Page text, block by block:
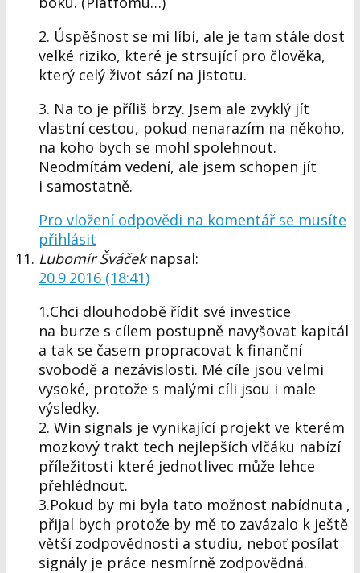
2. Úspěšnost se mi líbí, ale je tam stále dost
velké riziko, které je strsující pro člověka,
který celý život sází na jistotu.
3. Na to je příliš brzy. Jsem ale zvyklý jít
vlastní cestou, pokud nenarazím na někoho,
na koho bych se mohl spolehnout.
Neodmítám vedení, ale jsem schopen jít
i samostatně.
Pro vložení odpovědi na komentář se musíte
přihlásit
Lubomír Šváček napsal:
20.9.2016 (18:41)
1.Chci dlouhodobě řídit své investice
na burze s cílem postupně navyšovat kapitál
a tak se časem propracovat k finanční
svobodě a nezávislosti. Mé cíle jsou velmi
vysoké, protože s malými cíli jsou i male
výsledky.
2. Win signals je vynikající projekt ve kterém
mozkový trakt tech nejlepších vlčáku nabízí
příležitosti které jednotlivec může lehce
přehlédnout.
3.Pokud by mi byla tato možnost nabídnuta ,
přijal bych protože by mě to zavázalo k ještě
větší zodpovědnosti a studiu, neboť posílat
signály je práce nesmírně zodpovědná.